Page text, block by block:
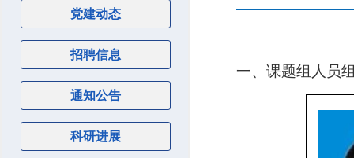
党建动态
招聘信息
通知公告
科研进展
一、课题组人员